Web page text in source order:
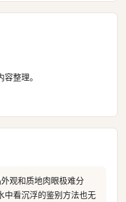
整理。
观和质地肉眼极难分
中看沉浮的鉴别方法也无